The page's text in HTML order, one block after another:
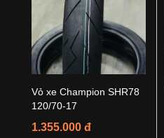
Vỏ xe Champion SHR78
120/70-17
1.355.000 đ